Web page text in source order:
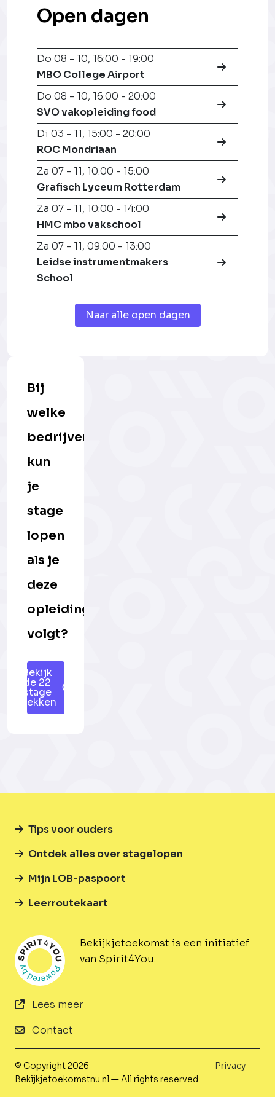
Open dagen
Do 08 - 10, 16:00 - 19:00
MBO College Airport
Do 08 - 10, 16:00 - 20:00
SVO vakopleiding food
Di 03 - 11, 15:00 - 20:00
ROC Mondriaan
Za 07 - 11, 10:00 - 15:00
Grafisch Lyceum Rotterdam
Za 07 - 11, 10:00 - 14:00
HMC mbo vakschool
Za 07 - 11, 09:00 - 13:00
Leidse instrumentmakers
School
Naar alle open dagen
Bij
welke
bedrijven
kun
je
stage
lopen
als je
deze
opleiding
volgt?
Bekijk
de 22
stage
plekken
Bekijkjetoekomst is een initiatief
van Spirit4You.
Lees meer
Contact
Tips voor ouders
Ontdek alles over stagelopen
Mijn LOB-paspoort
Leerroutekaart
© Copyright 2026
Bekijkjetoekomstnu.nl — All rights reserved.
Privacy